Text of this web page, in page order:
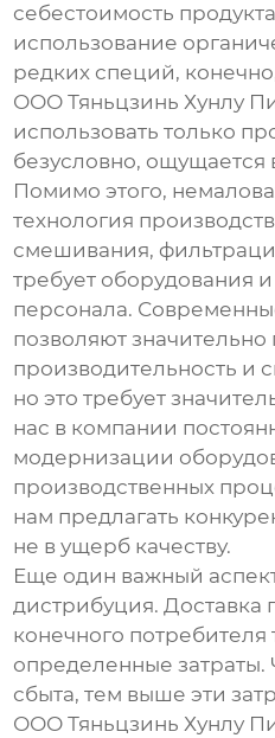
себестоимость
использование
редких специй,
ООО Тяньцзинь Хунлу
использовать только
безусловно, ощущается
Помимо этого,
технология
смешивания,
требует оборудования
персонала.
позволяют значительно
производительность и
но это требует
нас в компании
модернизации
производственных
нам предлагать
не в ущерб качеству.
Еще один важный
дистрибуция. Доставка
конечного потребителя
определенные
сбыта, тем выше эти
ООО Тяньцзинь Хунлу